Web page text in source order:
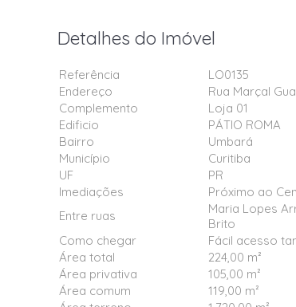
Detalhes do Imóvel
Referência
LO0135
Endereço
Rua Marçal
Complemento
Loja 01
Edificio
PÁTIO ROMA
Bairro
Umbará
Município
Curitiba
UF
PR
Imediações
Próximo ao
Entre ruas
Maria Lopes
Brito
Como chegar
Fácil acesso
Área total
224,00 m²
Área privativa
105,00 m²
Área comum
119,00 m²